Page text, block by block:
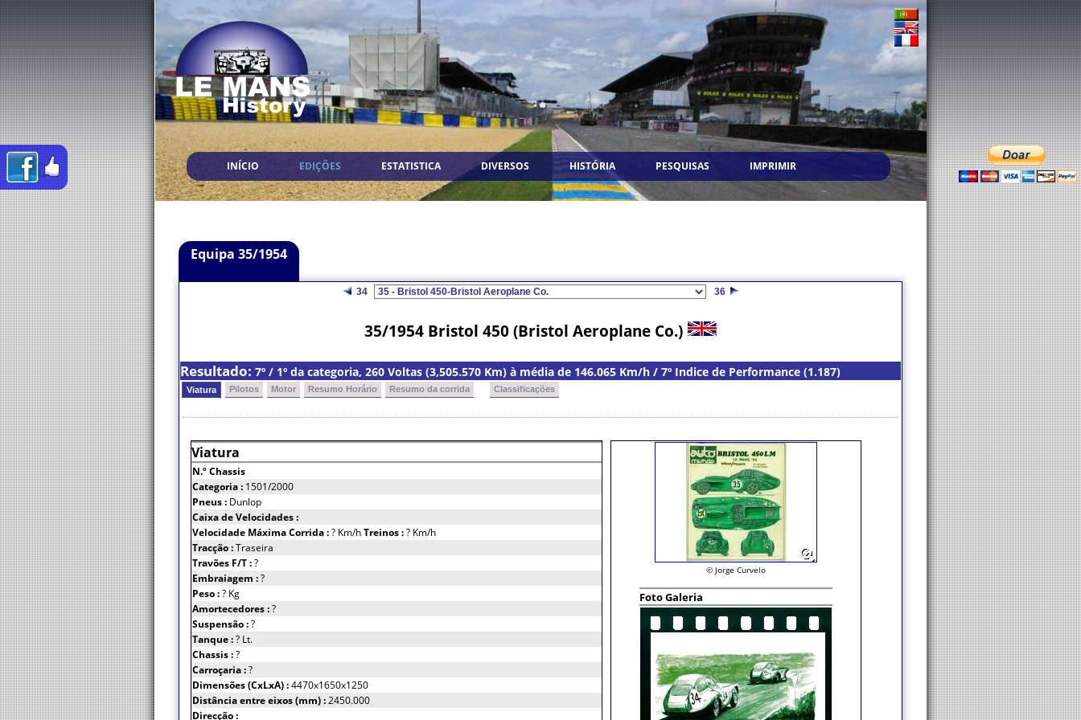
INÍCIO EDIÇÕES ESTATISTICA DIVERSOS HISTÓRIA PESQUISAS IMPRIMIR
Equipa 35/1954
34 36
35/1954 Bristol 450 (Bristol Aeroplane Co.)
Resultado: 7º / 1º da categoria, 260 Voltas (3,505.570 Km) à média de 146.065 Km/h / 7º Indice de Performance (1.187)
Viatura Pilotos Motor Resumo Horário Resumo da corrida Classificações
Viatura
N.º Chassis
Categoria : 1501/2000
Pneus : Dunlop
Caixa de Velocidades :
Velocidade Máxima Corrida :? Km/hTreinos :? Km/h
Tracção :Traseira
Travões F/T :?
Embraiagem :?
Peso :? Kg
Amortecedores :?
Suspensão :?
Tanque :? Lt.
Chassis :?
Carroçaria :?
Dimensões (CxLxA) :4470x1650x1250
Distância entre eixos (mm) :2450.000
Direcção :
© Jorge Curvelo
Foto Galeria